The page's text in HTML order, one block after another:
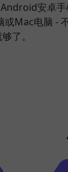
安卓
Mac电脑 -
了。